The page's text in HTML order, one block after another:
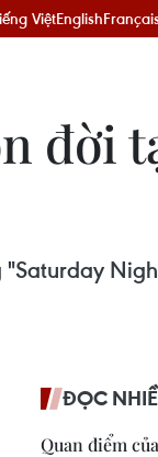
ViệtEnglish
đời
ĐỌC
Quan điểm